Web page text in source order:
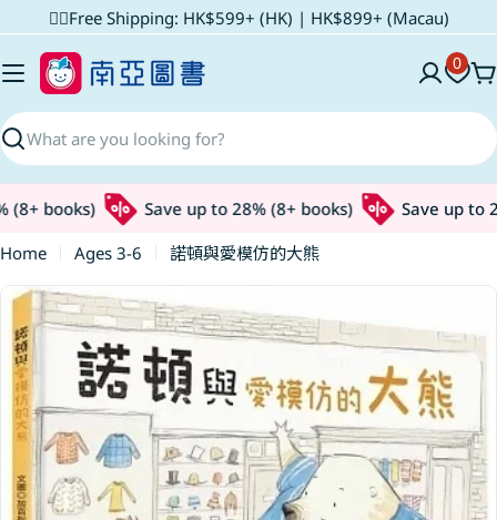
to
content
✌🏼Free Shipping: HK$599+ (HK) | HK$899+ (Macau)
Search
0
books) Save up to 28% (8+ books)
Save up to
Home
Ages 3-6
諾頓與愛模仿的大熊
Skip
product
information